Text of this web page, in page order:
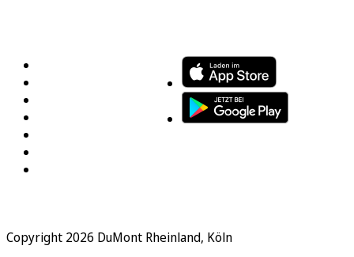
Copyright 2026 DuMont Rheinland, Köln